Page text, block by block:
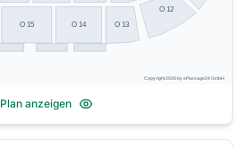
O 15 O 14 O 13
O 12
Copyright 2026 by ePassage24 GmbH
Plan anzeigen